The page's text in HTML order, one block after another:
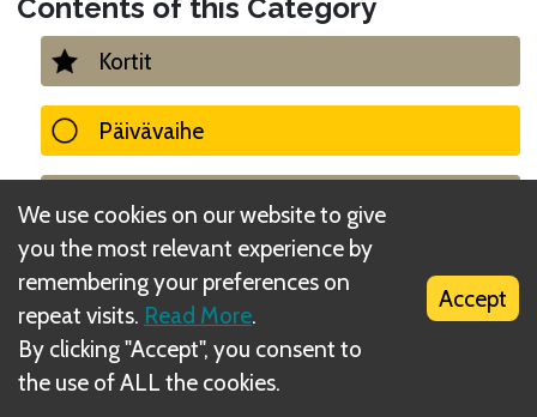
Contents of this Category
Kortit
Päivävaihe
Yövaihe
Haavat
Vaatimukset ja niiden hinta
We use cookies on our website to give
you the most relevant experience by
remembering your preferences on
repeat visits. Read More.
By clicking "Accept", you consent to
the use of ALL the cookies.
Accept